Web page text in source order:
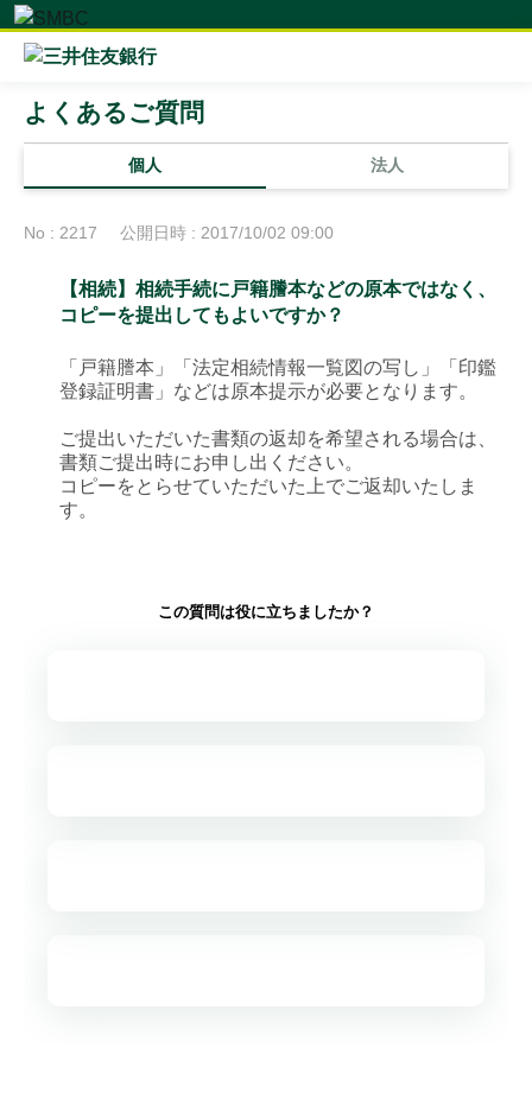
個人 法人
よくあるご質問
No : 2217 公開日時 : 2017/10/02 09:00
【相続】相続手続に戸籍謄本などの原本ではなく、
コピーを提出してもよいですか？
「戸籍謄本」「法定相続情報一覧図の写し」「印鑑
登録証明書」などは原本提示が必要となります。
ご提出いただいた書類の返却を希望される場合は、
書類ご提出時にお申し出ください。
コピーをとらせていただいた上でご返却いたしま
す。
この質問は役に立ちましたか？